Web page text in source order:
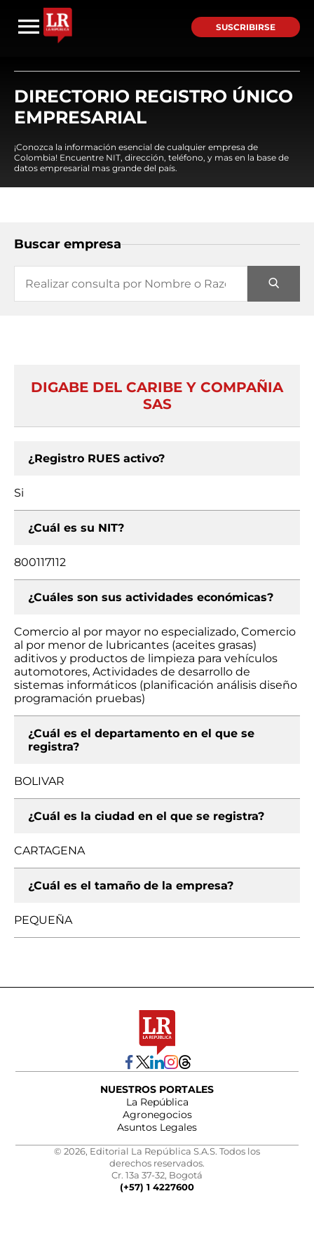
SUSCRIBIRSE
DIRECTORIO REGISTRO ÚNICO
EMPRESARIAL
¡Conozca la información esencial de cualquier empresa de
Colombia! Encuentre NIT, dirección, teléfono, y mas en la base de
datos empresarial mas grande del país.
Buscar empresa
DIGABE DEL CARIBE Y COMPAÑIA
SAS
¿Registro RUES activo?
Si
¿Cuál es su NIT?
800117112
¿Cuáles son sus actividades económicas?
Comercio al por mayor no especializado, Comercio
al por menor de lubricantes (aceites grasas)
aditivos y productos de limpieza para vehículos
automotores, Actividades de desarrollo de
sistemas informáticos (planificación análisis diseño
programación pruebas)
¿Cuál es el departamento en el que se
registra?
BOLIVAR
¿Cuál es la ciudad en el que se registra?
CARTAGENA
¿Cuál es el tamaño de la empresa?
PEQUEÑA
NUESTROS PORTALES
La República
Agronegocios
Asuntos Legales
© 2026, Editorial La República S.A.S. Todos los
derechos reservados.
Cr. 13a 37-32, Bogotá
(+57) 1 4227600